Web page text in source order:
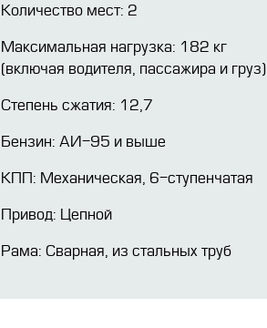
Количество мест: 2
Максимальная нагрузка: 182 кг
(включая водителя, пассажира и груз)
Степень сжатия: 12,7
Бензин: АИ-95 и выше
КПП: Механическая, 6-ступенчатая
Привод: Цепной
Рама: Сварная, из стальных труб